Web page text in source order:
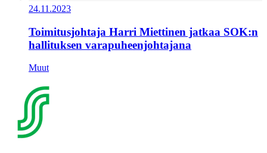
24.11.2023
Toimitusjohtaja Harri Miettinen jatkaa SOK:n
hallituksen varapuheenjohtajana
Muut